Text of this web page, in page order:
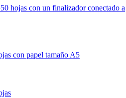
hojas con un finalizador conectado a
con papel tamaño A5